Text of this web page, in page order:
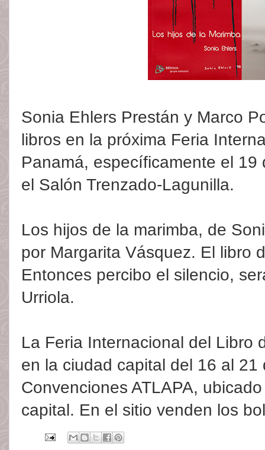
Sonia Ehlers Prestán y Marco
libros en la próxima Feria
Panamá, específicamente el
el Salón Trenzado-Lagunilla.
Los hijos de la marimba, de
por Margarita Vásquez. El libro
Entonces percibo el silencio,
Urriola.
La Feria Internacional del Libro
en la ciudad capital del 16 al
Convenciones ATLAPA,
capital. En el sitio venden los